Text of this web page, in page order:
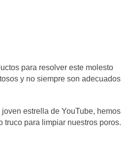
para resolver este molesto
y no siempre son adecuados
estrella de YouTube, hemos
truco para limpiar nuestros poros.